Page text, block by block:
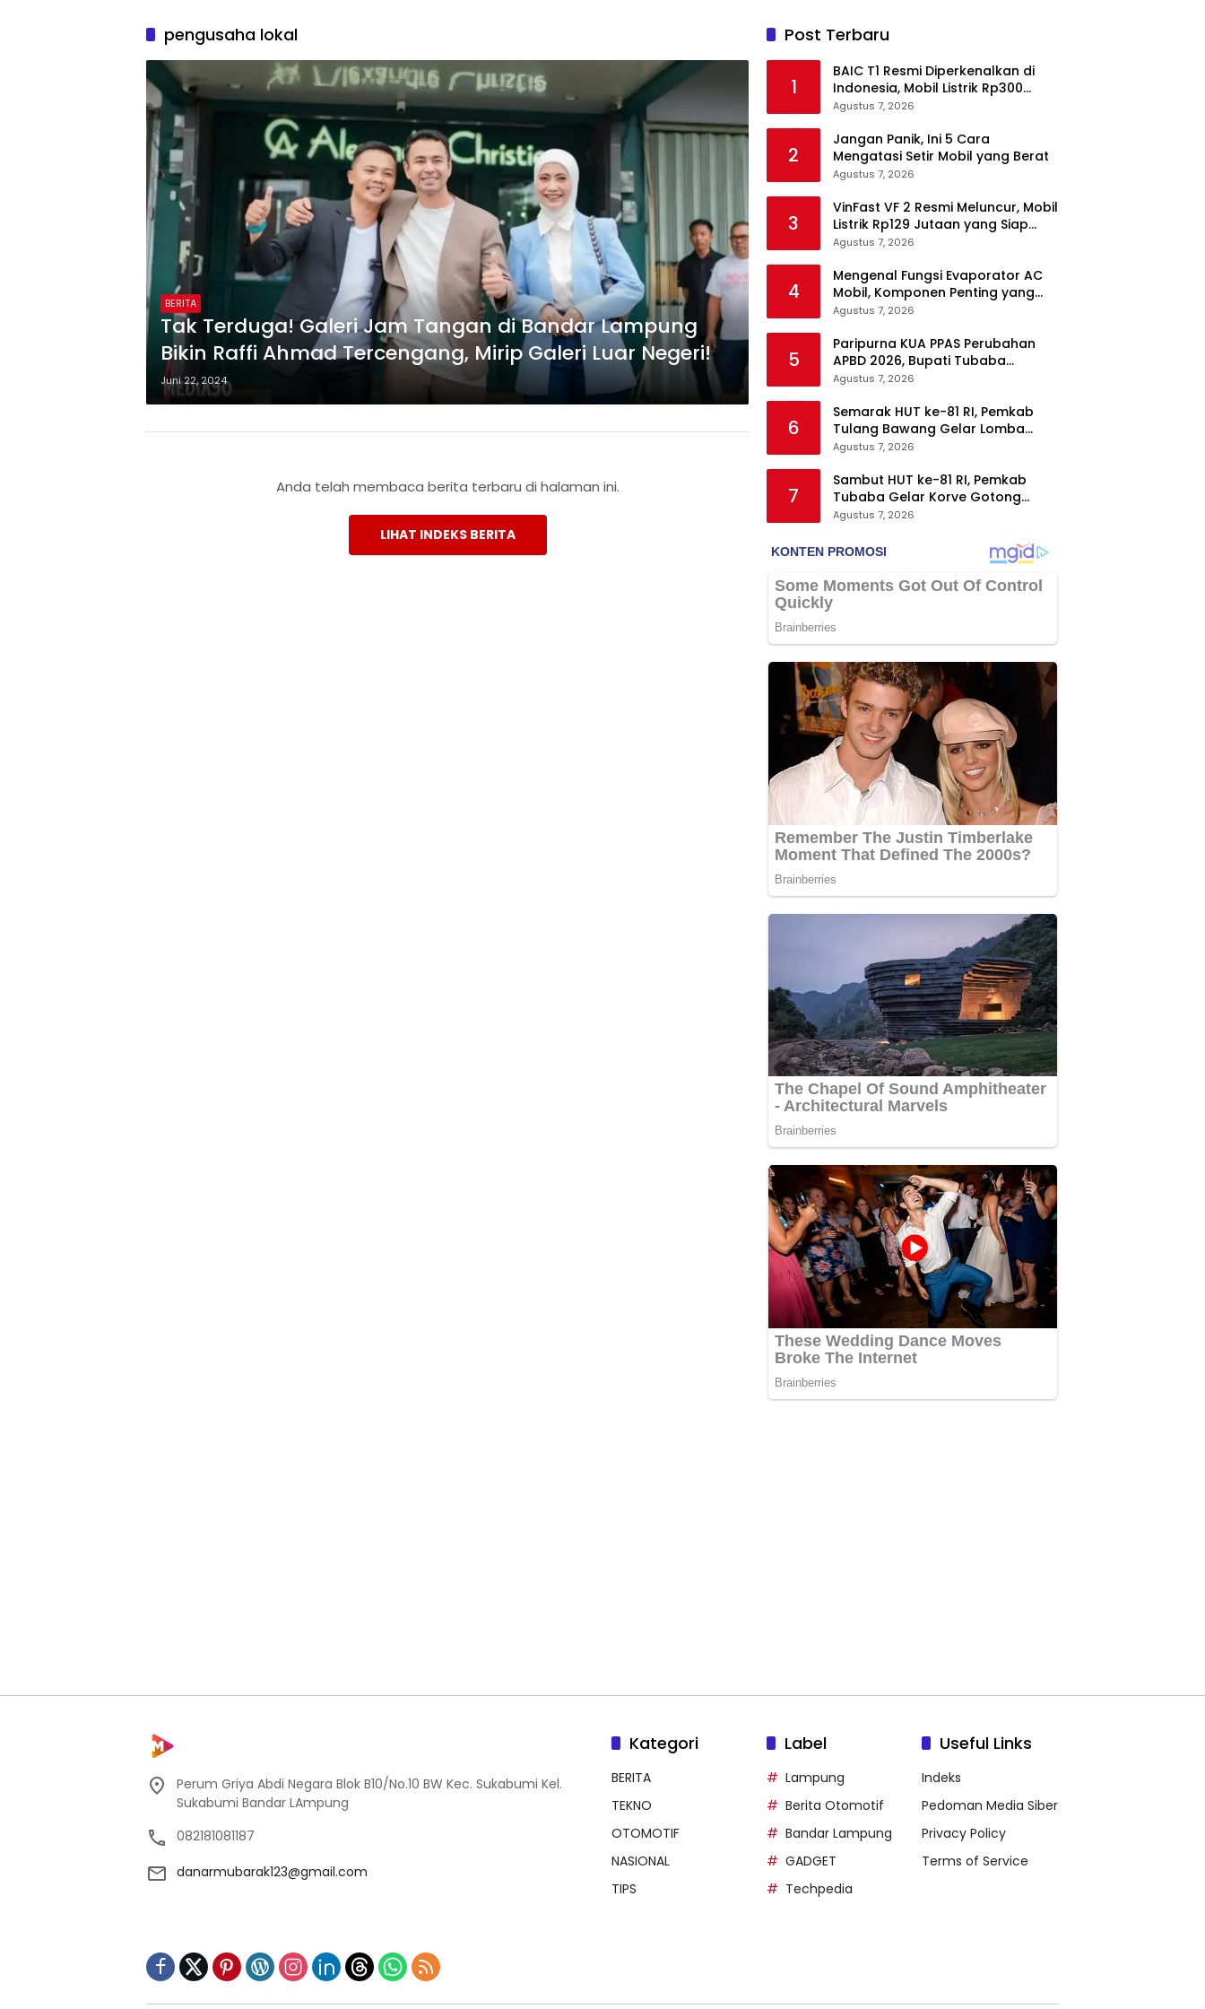
pengusaha lokal
BERITA
Tak Terduga! Galeri Jam Tangan di Bandar Lampung
Bikin Raffi Ahmad Tercengang, Mirip Galeri Luar Negeri!
Juni 22, 2024
Anda telah membaca berita terbaru di halaman ini.
LIHAT INDEKS BERITA
Post Terbaru
1
BAIC T1 Resmi Diperkenalkan di
Indonesia, Mobil Listrik Rp300
Jutaan Siap Ramaikan Pasar EV
Agustus 7, 2026
2
Jangan Panik, Ini 5 Cara
Mengatasi Setir Mobil yang Berat
Agustus 7, 2026
3
VinFast VF 2 Resmi Meluncur, Mobil
Listrik Rp129 Jutaan yang Siap
Jadi Alternatif Pengganti Motor
Agustus 7, 2026
4
Mengenal Fungsi Evaporator AC
Mobil, Komponen Penting yang
Sering Terlupakan
Agustus 7, 2026
5
Paripurna KUA PPAS Perubahan
APBD 2026, Bupati Tubaba
Targetkan Pendapatan Daerah
Agustus 7, 2026
6
Semarak HUT ke-81 RI, Pemkab
Tulang Bawang Gelar Lomba
Senam Udang Manis
Agustus 7, 2026
7
Sambut HUT ke-81 RI, Pemkab
Tubaba Gelar Korve Gotong
Royong dan Bersih-Bersih
Agustus 7, 2026
Perum Griya Abdi Negara Blok B10/No.10 BW Kec. Sukabumi Kel.
Sukabumi Bandar LAmpung
082181081187
danarmubarak123@gmail.com
Kategori
BERITA
TEKNO
OTOMOTIF
NASIONAL
TIPS
Label
Lampung
Berita Otomotif
Bandar Lampung
GADGET
Techpedia
Useful Links
Indeks
Pedoman Media Siber
Privacy Policy
Terms of Service